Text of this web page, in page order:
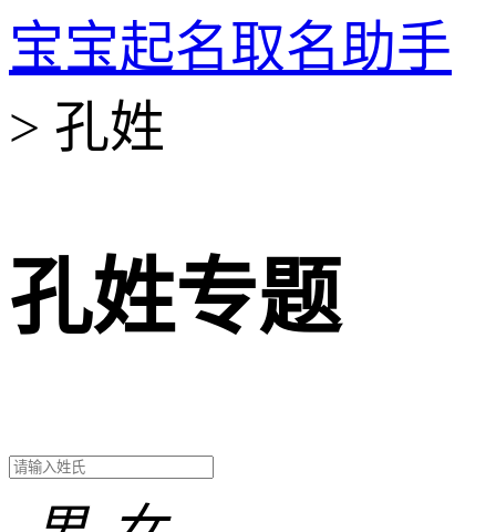
宝宝起名取名助手
> 孔姓
孔姓专题